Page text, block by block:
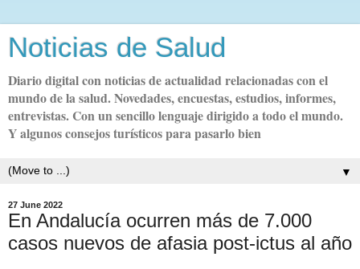
Noticias de Salud
Diario digital con noticias de actualidad relacionadas con el
mundo de la salud. Novedades, encuestas, estudios, informes,
entrevistas. Con un sencillo lenguaje dirigido a todo el mundo.
Y algunos consejos turísticos para pasarlo bien
▼
27 June 2022
En Andalucía ocurren más de 7.000
casos nuevos de afasia post-ictus al año